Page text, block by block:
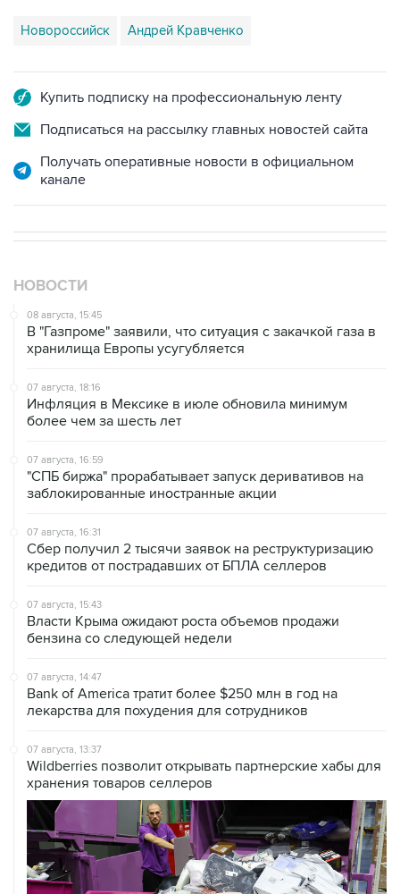
Новороссийск Андрей Кравченко
Купить подписку на профессиональную ленту
Подписаться на рассылку главных новостей сайта
Получать оперативные новости в официальном
канале
НОВОСТИ
08 августа, 15:45
В "Газпроме" заявили, что ситуация с закачкой газа в
хранилища Европы усугубляется
07 августа, 18:16
Инфляция в Мексике в июле обновила минимум
более чем за шесть лет
07 августа, 16:59
"СПБ биржа" прорабатывает запуск деривативов на
заблокированные иностранные акции
07 августа, 16:31
Сбер получил 2 тысячи заявок на реструктуризацию
кредитов от пострадавших от БПЛА селлеров
07 августа, 15:43
Власти Крыма ожидают роста объемов продажи
бензина со следующей недели
07 августа, 14:47
Bank of America тратит более $250 млн в год на
лекарства для похудения для сотрудников
07 августа, 13:37
Wildberries позволит открывать партнерские хабы для
хранения товаров селлеров